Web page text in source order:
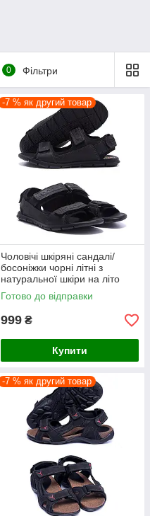
0 Фільтри
-7 % як другий товар
Чоловічі шкіряні сандалі/
босоніжки чорні літні з
натуральної шкіри на літо
взуття *W8(1)*
Готово до відправки
999 ₴
Купити
-7 % як другий товар